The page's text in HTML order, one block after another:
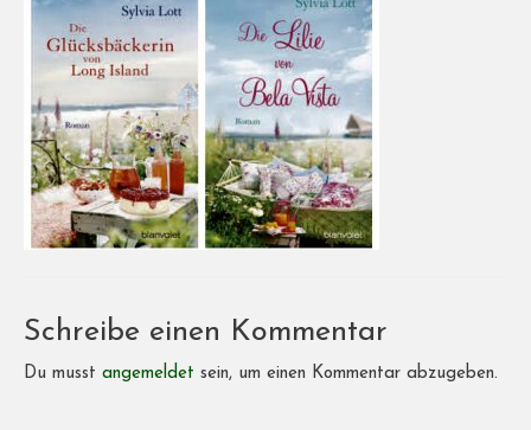
Schreibe einen Kommentar
Du musst angemeldet sein, um einen Kommentar abzugeben.